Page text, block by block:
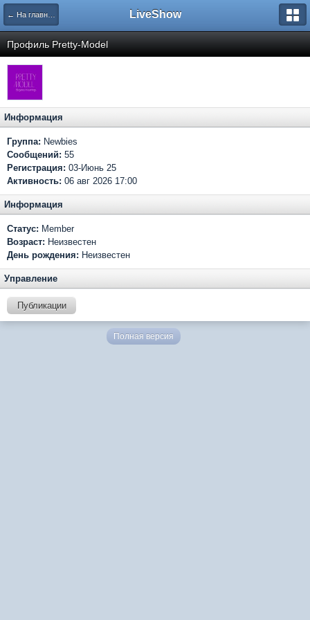
← На главную LiveShow
Профиль Pretty-Model
Информация
Группа: Newbies
Сообщений: 55
Регистрация: 03-Июнь 25
Активность: 06 авг 2026 17:00
Информация
Статус: Member
Возраст: Неизвестен
День рождения: Неизвестен
Управление
Публикации
Полная версия